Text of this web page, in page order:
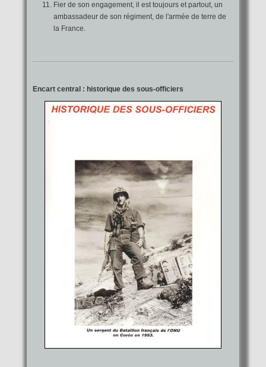
Fier de son engagement, il est toujours et partout, un
ambassadeur de son régiment, de l'armée de terre de
la France.
Encart central : historique des sous-officiers